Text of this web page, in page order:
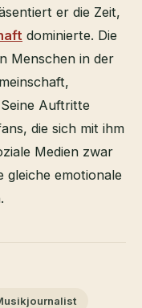
er die Zeit,
dominierte. Die
Menschen in der
Auftritte
die sich mit ihm
Medien zwar
gleiche emotionale